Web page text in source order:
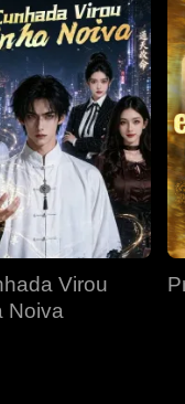
Virou
Noiva